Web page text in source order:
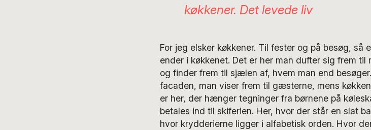
køkkener. Det levede liv
For jeg elsker køkkener. Til fester og på besøg, så
ender i køkkenet. Det er her man dufter sig frem
og finder frem til sjælen af, hvem man end
facaden, man viser frem til gæsterne, mens
er her, der hænger tegninger fra børnene på
betales ind til skiferien. Her, hvor der står en slat
hvor krydderierne ligger i alfabetisk orden. Hvor